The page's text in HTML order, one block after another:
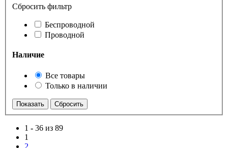
Сбросить фильтр
Беспроводной
Проводной
Наличие
Все товары
Только в наличии
1 - 36 из 89
1